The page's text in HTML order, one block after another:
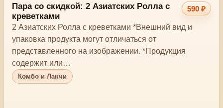
Пара со скидкой: 2 Азиатских Ролла с
креветками
590 ₽
2 Азиатских Ролла с креветками *Внешний вид и
упаковка продукта могут отличаться от
представленного на изображении. *Продукция
содержит или…
Комбо и Ланчи